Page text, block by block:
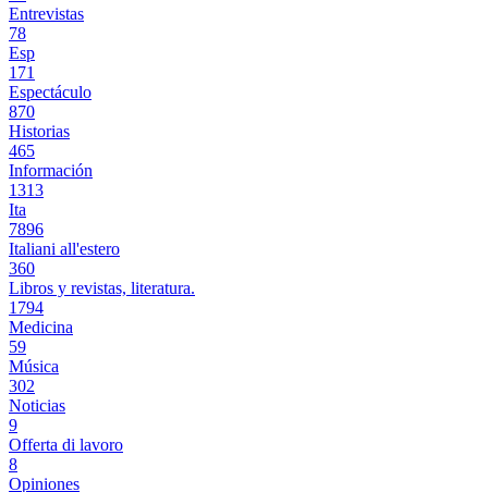
Entrevistas
78
Esp
171
Espectáculo
870
Historias
465
Información
1313
Ita
7896
Italiani all'estero
360
Libros y revistas, literatura.
1794
Medicina
59
Música
302
Noticias
9
Offerta di lavoro
8
Opiniones